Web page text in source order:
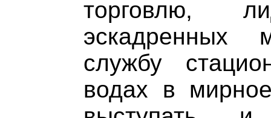
торговлю,
эскадренных
службу
водах в